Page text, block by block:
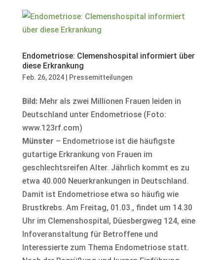
Endometriose: Clemenshospital informiert über
diese Erkrankung
Feb. 26, 2024| Pressemitteilungen
Bild:Mehr als zwei Millionen Frauen leiden in
Deutschland unter Endometriose (Foto:
www.123rf.com)
Münster – Endometriose ist die häufigste
gutartige Erkrankung von Frauen im
geschlechtsreifen Alter. Jährlich kommt es zu
etwa 40.000 Neuerkrankungen in Deutschland.
Damit ist Endometriose etwa so häufig wie
Brustkrebs. Am Freitag, 01.03., findet um 14.30
Uhr im Clemenshospital, Düesbergweg 124, eine
Infoveranstaltung für Betroffene und
Interessierte zum Thema Endometriose statt.